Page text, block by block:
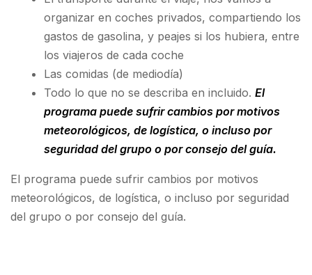
organizar en coches privados, compartiendo los
gastos de gasolina, y peajes si los hubiera, entre
los viajeros de cada coche
Las comidas (de mediodía)
Todo lo que no se describa en incluido. El
programa puede sufrir cambios por motivos
meteorológicos, de logística, o incluso por
seguridad del grupo o por consejo del guía.
El programa puede sufrir cambios por motivos
meteorológicos, de logística, o incluso por seguridad
del grupo o por consejo del guía.